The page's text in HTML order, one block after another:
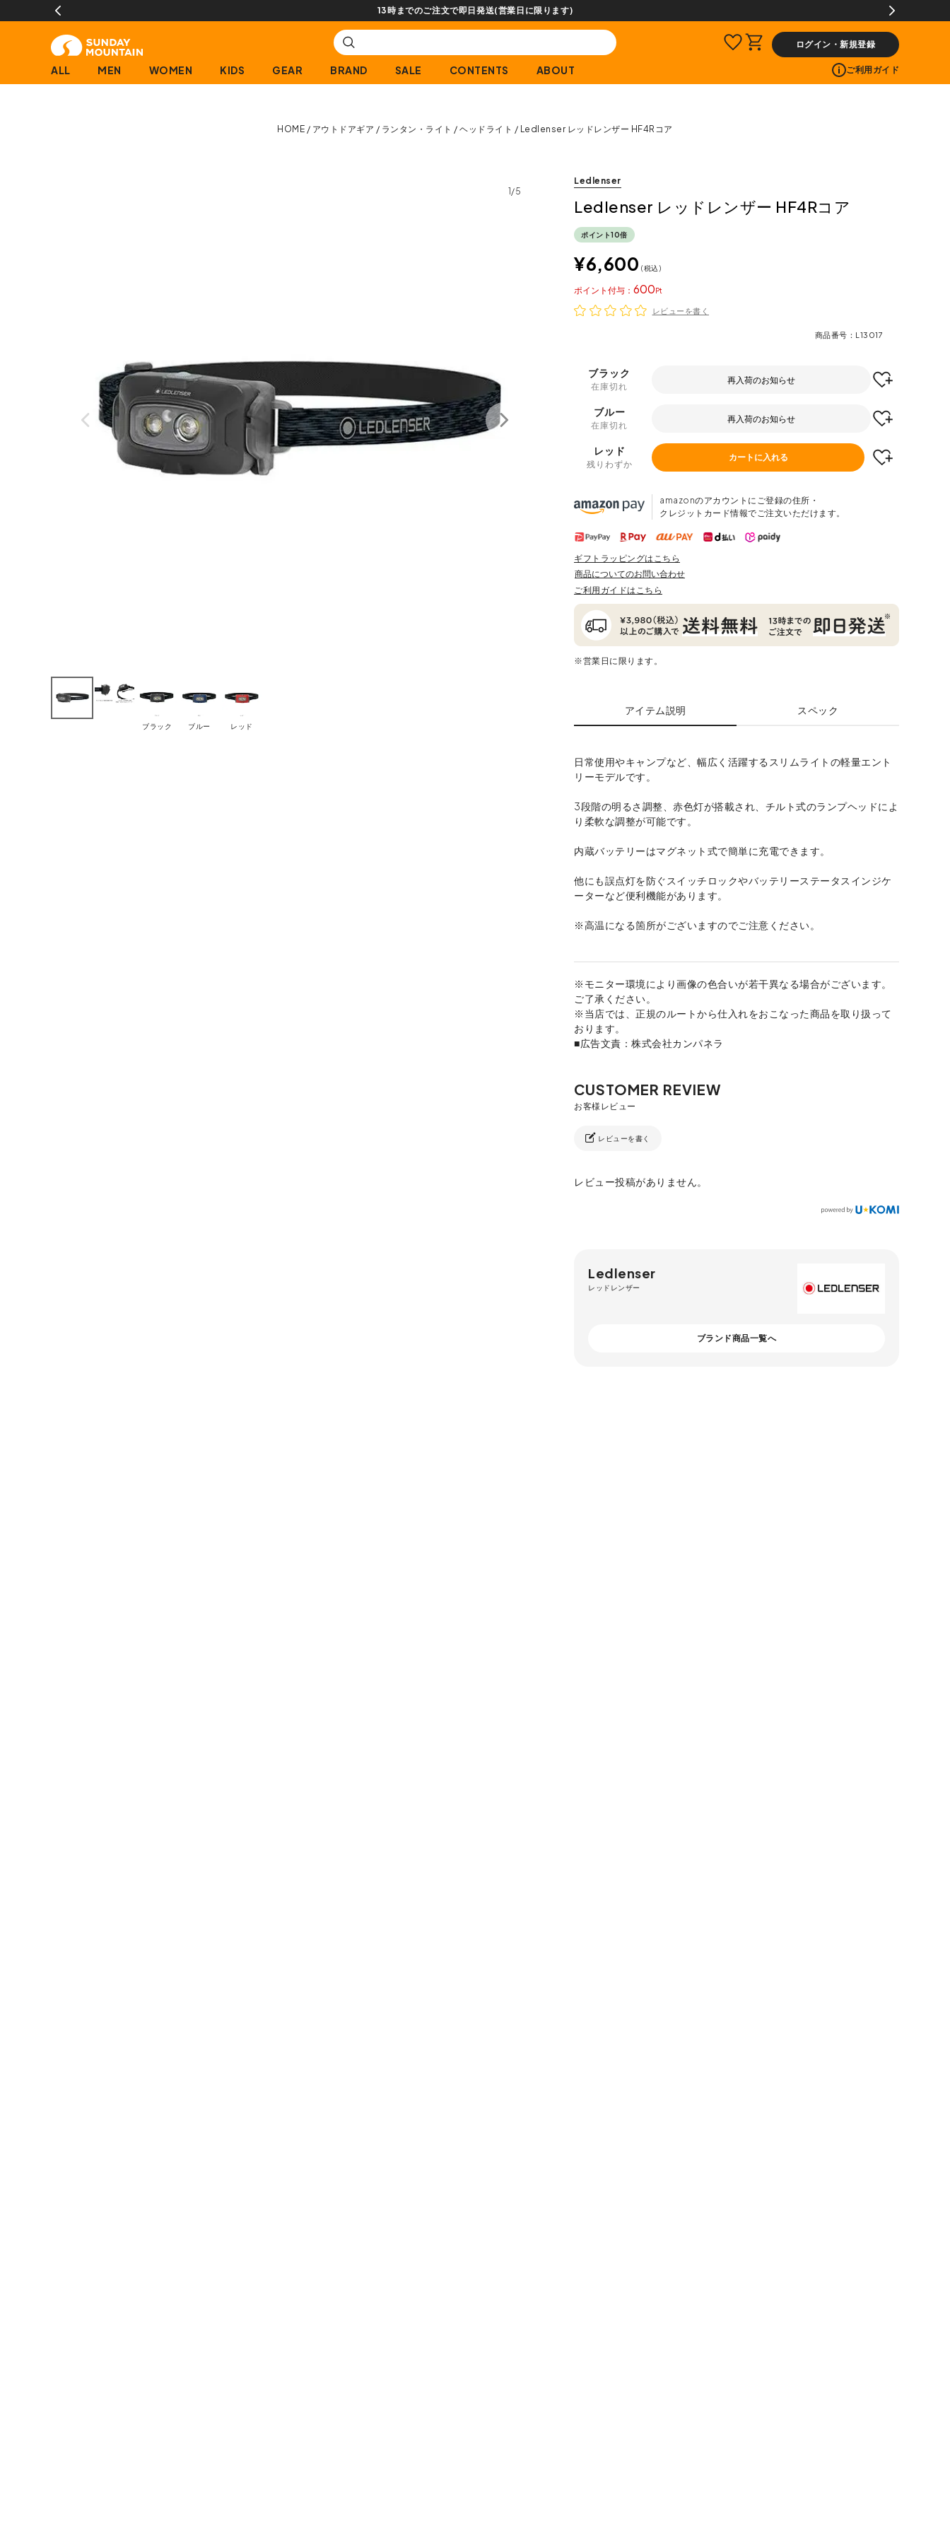
13時までのご注文で即日発送(営業日に限ります)
ログイン・新規登録
ALL MEN WOMEN KIDS GEAR BRAND SALE CONTENTS ABOUT ご利用ガイド
HOME アウトドアギア ランタン・ライト ヘッドライト Ledlenser レッドレンザー HF4Rコア
1/5
ブラック ブルー レッド
Ledlenser
Ledlenser レッドレンザー HF4Rコア
ポイント10倍
¥6,600 税込
600
ポイント
レビューを書く
商品番号 L13017
ブラック
在庫切れ
再入荷のお知らせ
ブルー
在庫切れ
再入荷のお知らせ
レッド
残りわずか
カートに入れる
amazonのアカウントにご登録の住所・
クレジットカード情報でご注文いただけます。
ギフトラッピングはこちら
商品についてのお問い合わせ
ご利用ガイドはこちら
※営業日に限ります。
アイテム説明 スペック
日常使用やキャンプなど、幅広く活躍するスリムライトの軽量エント
リーモデルです。
3段階の明るさ調整、赤色灯が搭載され、チルト式のランプヘッドによ
り柔軟な調整が可能です。
内蔵バッテリーはマグネット式で簡単に充電できます。
他にも誤点灯を防ぐスイッチロックやバッテリーステータスインジケ
ーターなど便利機能があります。
※高温になる箇所がございますのでご注意ください。
※モニター環境により画像の色合いが若干異なる場合がございます。
ご了承ください。
※当店では、正規のルートから仕入れをおこなった商品を取り扱って
おります。
■広告文責：株式会社カンパネラ
レビューを書く
レビュー投稿がありません。
Ledlenser
レッドレンザー
ブランド商品一覧へ